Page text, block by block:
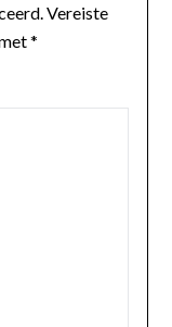
Vereiste
*